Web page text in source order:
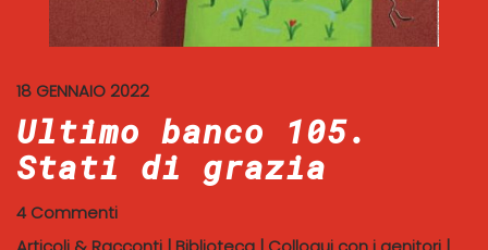
18 GENNAIO 2022
Ultimo banco 105.
Stati di grazia
4 Commenti